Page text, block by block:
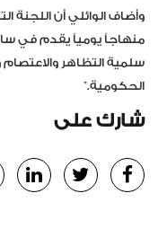
وأضاف الوائلي أن اللجنة
منهاجاً يومياً يقدم في
سلمية التظاهر والاعتصام
الحكومية.”
شارك على